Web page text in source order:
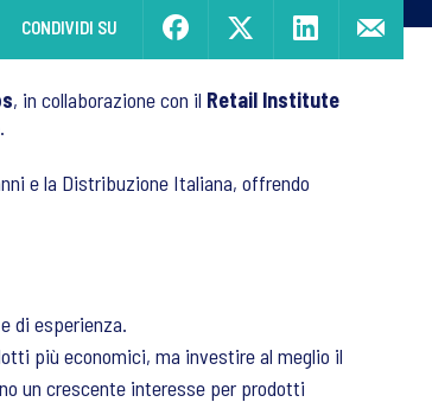
CONDIVIDI SU
, in collaborazione con il Retail Institute
e la Distribuzione Italiana, offrendo
di esperienza.
più economici, ma investire al meglio il
un crescente interesse per prodotti